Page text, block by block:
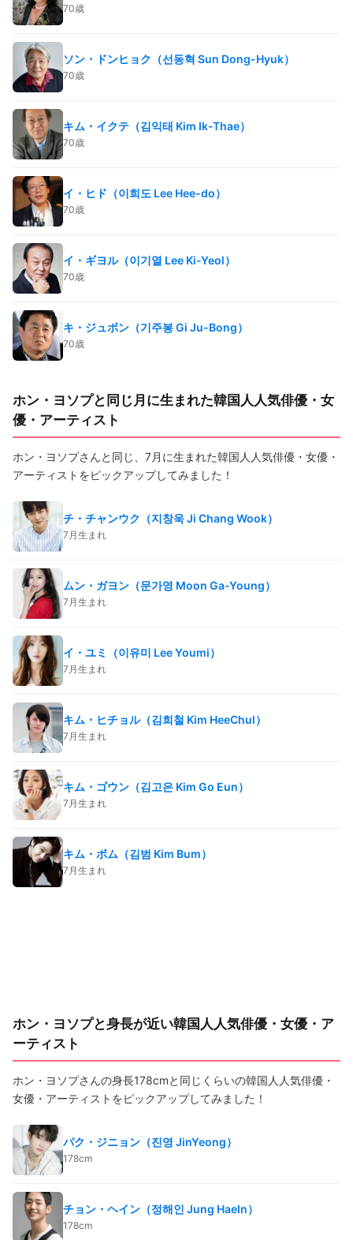
70歳
ソン・ドンヒョク（선동혁 Sun Dong-Hyuk）
70歳
キム・イクテ（김익태 Kim Ik-Thae）
70歳
イ・ヒド（이희도 Lee Hee-do）
70歳
イ・ギヨル（이기열 Lee Ki-Yeol）
70歳
キ・ジュボン（기주봉 Gi Ju-Bong）
70歳
ホン・ヨソプと同じ月に生まれた韓国人人気俳優・女
優・アーティスト
ホン・ヨソプさんと同じ、7月に生まれた韓国人人気俳優・女優・
アーティストをピックアップしてみました！
チ・チャンウク（지창욱 Ji Chang Wook）
7月生まれ
ムン・ガヨン（문가영 Moon Ga-Young）
7月生まれ
イ・ユミ（이유미 Lee Youmi）
7月生まれ
キム・ヒチョル（김희철 Kim HeeChul）
7月生まれ
キム・ゴウン（김고은 Kim Go Eun）
7月生まれ
キム・ボム（김범 Kim Bum）
7月生まれ
ホン・ヨソプと身長が近い韓国人人気俳優・女優・ア
ーティスト
ホン・ヨソプさんの身長178cmと同じくらいの韓国人人気俳優・
女優・アーティストをピックアップしてみました！
パク・ジニョン（진영 JinYeong）
178cm
チョン・ヘイン（정해인 Jung HaeIn）
178cm